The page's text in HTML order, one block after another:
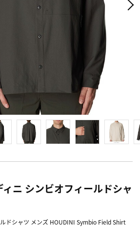
ニ シンビオフィールドシャ
ドシャツ メンズ HOUDINI Symbio Field Shirt